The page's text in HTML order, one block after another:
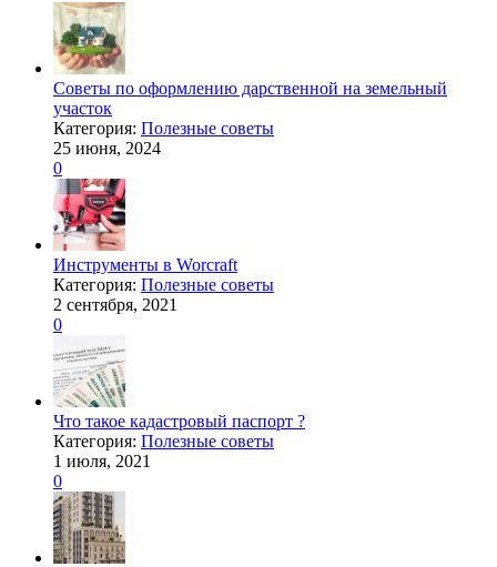
Советы по оформлению дарственной на земельный
участок
Категория: Полезные советы
25 июня, 2024
0
Инструменты в Worcraft
Категория: Полезные советы
2 сентября, 2021
0
Что такое кадастровый паспорт ?
Категория: Полезные советы
1 июля, 2021
0